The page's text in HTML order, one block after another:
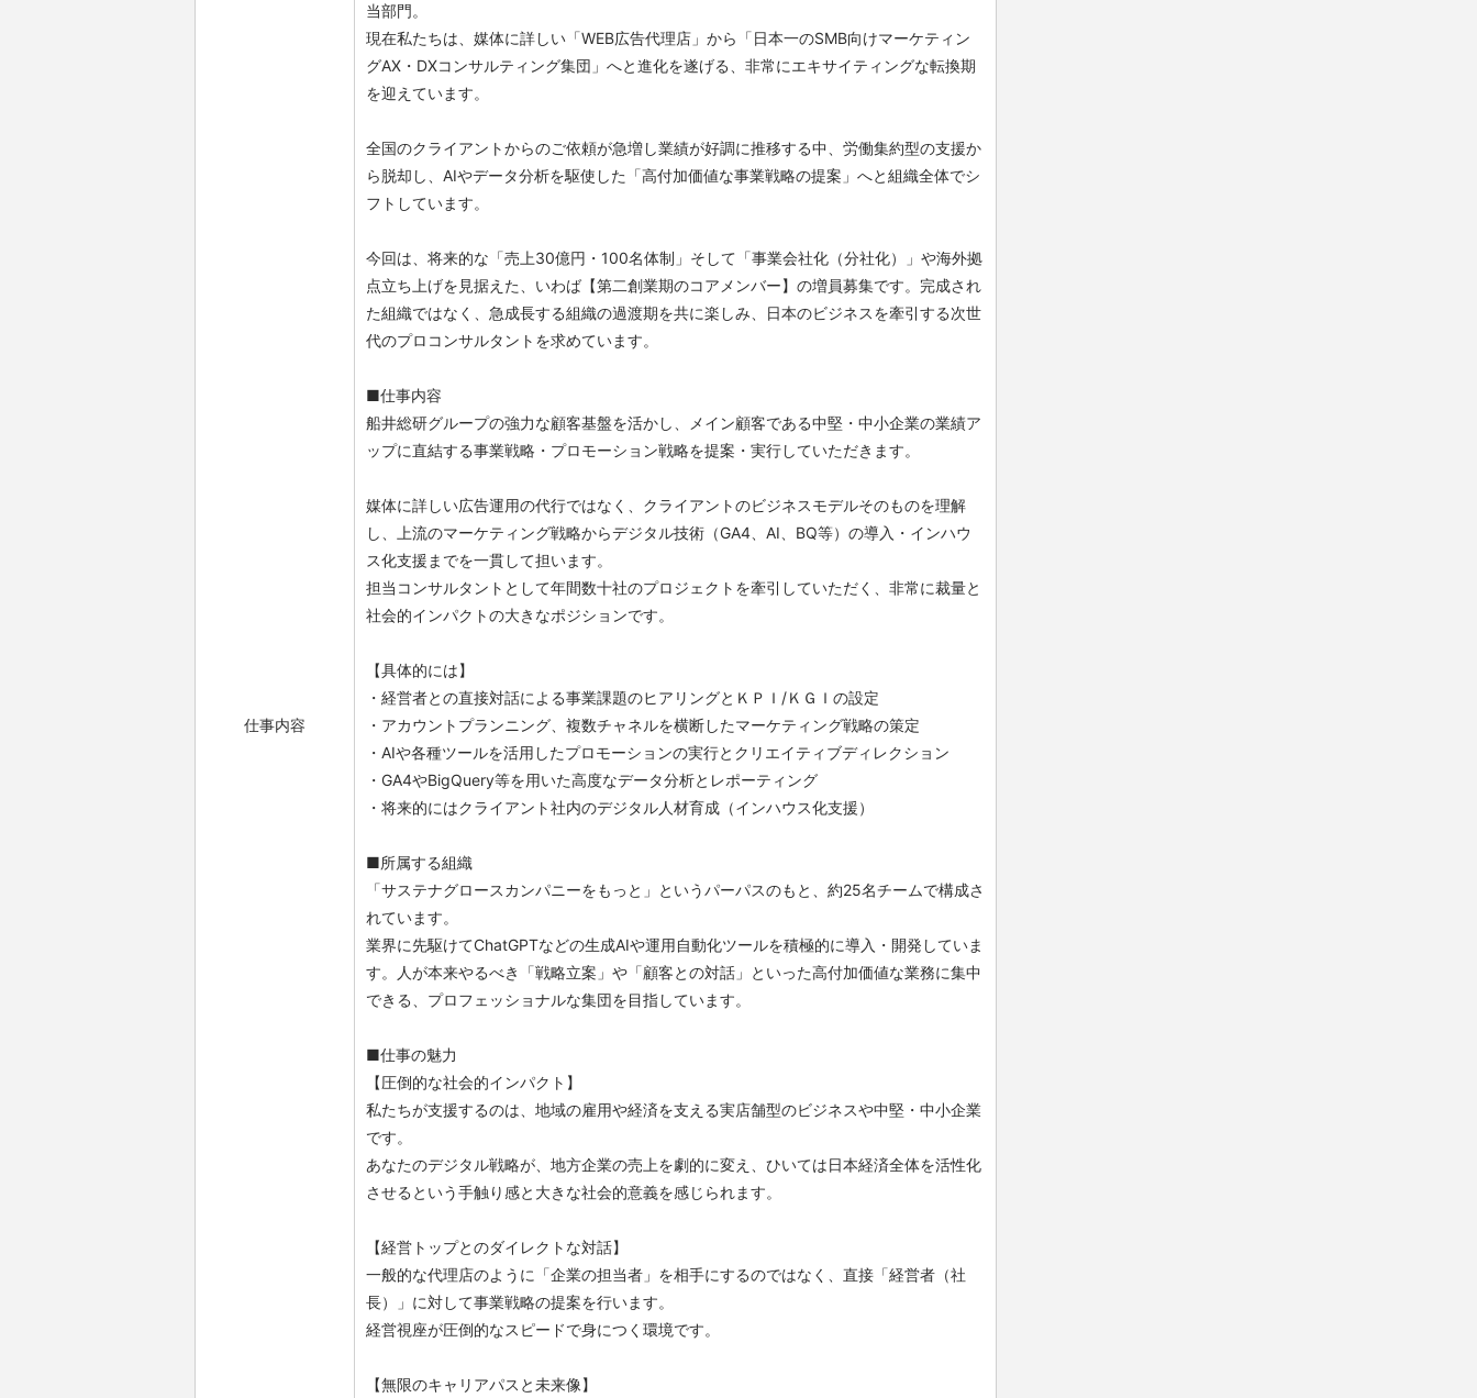
仕事内容
当部門。
現在私たちは、媒体に詳しい「WEB広告代理店」から「日本一のSMB向けマーケティン
グAX・DXコンサルティング集団」へと進化を遂げる、非常にエキサイティングな転換期
を迎えています。
全国のクライアントからのご依頼が急増し業績が好調に推移する中、労働集約型の支援か
ら脱却し、AIやデータ分析を駆使した「高付加価値な事業戦略の提案」へと組織全体でシ
フトしています。
今回は、将来的な「売上30億円・100名体制」そして「事業会社化（分社化）」や海外拠
点立ち上げを見据えた、いわば【第二創業期のコアメンバー】の増員募集です。完成され
た組織ではなく、急成長する組織の過渡期を共に楽しみ、日本のビジネスを牽引する次世
代のプロコンサルタントを求めています。
■仕事内容
船井総研グループの強力な顧客基盤を活かし、メイン顧客である中堅・中小企業の業績ア
ップに直結する事業戦略・プロモーション戦略を提案・実行していただきます。
媒体に詳しい広告運用の代行ではなく、クライアントのビジネスモデルそのものを理解
し、上流のマーケティング戦略からデジタル技術（GA4、AI、BQ等）の導入・インハウ
ス化支援までを一貫して担います。
担当コンサルタントとして年間数十社のプロジェクトを牽引していただく、非常に裁量と
社会的インパクトの大きなポジションです。
【具体的には】
・経営者との直接対話による事業課題のヒアリングとＫＰＩ/ＫＧＩの設定
・アカウントプランニング、複数チャネルを横断したマーケティング戦略の策定
・AIや各種ツールを活用したプロモーションの実行とクリエイティブディレクション
・GA4やBigQuery等を用いた高度なデータ分析とレポーティング
・将来的にはクライアント社内のデジタル人材育成（インハウス化支援）
■所属する組織
「サステナグロースカンパニーをもっと」というパーパスのもと、約25名チームで構成さ
れています。
業界に先駆けてChatGPTなどの生成AIや運用自動化ツールを積極的に導入・開発していま
す。人が本来やるべき「戦略立案」や「顧客との対話」といった高付加価値な業務に集中
できる、プロフェッショナルな集団を目指しています。
■仕事の魅力
【圧倒的な社会的インパクト】
私たちが支援するのは、地域の雇用や経済を支える実店舗型のビジネスや中堅・中小企業
です。
あなたのデジタル戦略が、地方企業の売上を劇的に変え、ひいては日本経済全体を活性化
させるという手触り感と大きな社会的意義を感じられます。
【経営トップとのダイレクトな対話】
一般的な代理店のように「企業の担当者」を相手にするのではなく、直接「経営者（社
長）」に対して事業戦略の提案を行います。
経営視座が圧倒的なスピードで身につく環境です。
【無限のキャリアパスと未来像】